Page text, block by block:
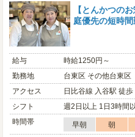
【とんかつの
庭優先の短時
給与
時給1250円～
勤務地
台東区 その他台東区
アクセス
日比谷線 入谷駅 徒歩
シフト
週2日以上 1日3時間
時間帯
早朝 朝